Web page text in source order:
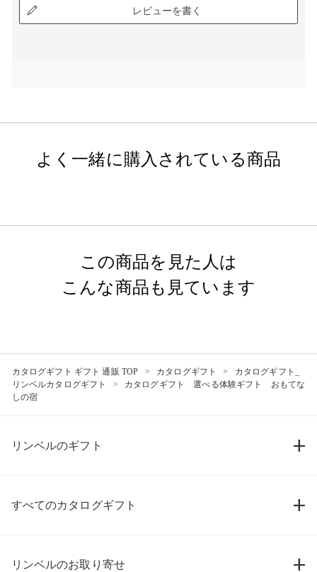
レビューを書く
よく一緒に購入されている商品
この商品を見た人は
こんな商品も見ています
カタログギフト ギフト 通販 TOP カタログギフト
カタログギフト_
リンベルカタログギフト
カタログギフト 選べる体験ギフト おもてな
しの宿
リンベルのギフト
すべてのカタログギフト
リンベルのお取り寄せ